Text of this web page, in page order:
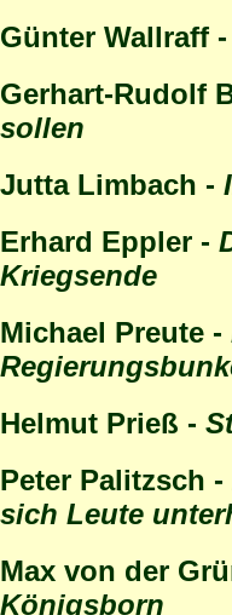
Günter Wallraff -
Gerhart-Rudolf
sollen
Jutta Limbach -
Erhard Eppler -
Kriegsende
Michael Preute -
Helmut Prieß -
Peter Palitzsch -
sich Leute
Max von der
Königsborn